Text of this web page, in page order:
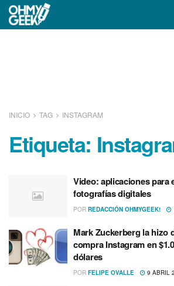
INICIO TAG INSTAGRAM
Etiqueta:
Video: aplicaciones para
fotografí­as digitales
POR REDACCIÓN OHMYGEEK!
Mark Zuckerberg la hizo
compra Instagram en
dólares
POR FELIPE OVALLE 9 ABRIL